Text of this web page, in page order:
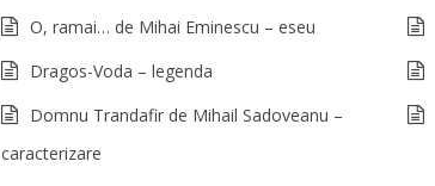
O, ramai… de Mihai Eminescu – eseu
Dragos-Voda – legenda
Domnu Trandafir de Mihail Sadoveanu –
caracterizare